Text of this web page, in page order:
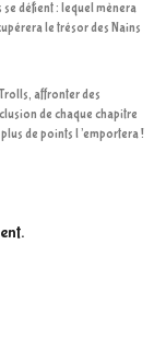
se défient : lequel mènera
le trésor des Nains
affronter des
de chaque chapitre
de points l’emportera !